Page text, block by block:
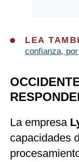
LEA
confianza,
La empresa
capacidades